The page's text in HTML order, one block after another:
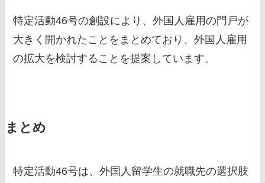
特定活動46号の創設により、外国人雇用の門戸が
大きく開かれたことをまとめており、外国人雇用
の拡大を検討することを提案しています。
まとめ
特定活動46号は、外国人留学生の就職先の選択肢